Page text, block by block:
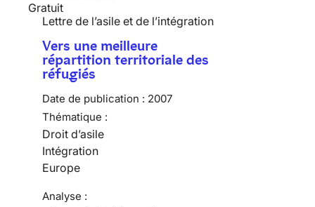
Gratuit
Lettre de l’asile et de l’intégration
Vers une meilleure
répartition territoriale des
réfugiés
Date de publication : 2007
Thématique :
Droit d’asile
Intégration
Europe
Analyse :